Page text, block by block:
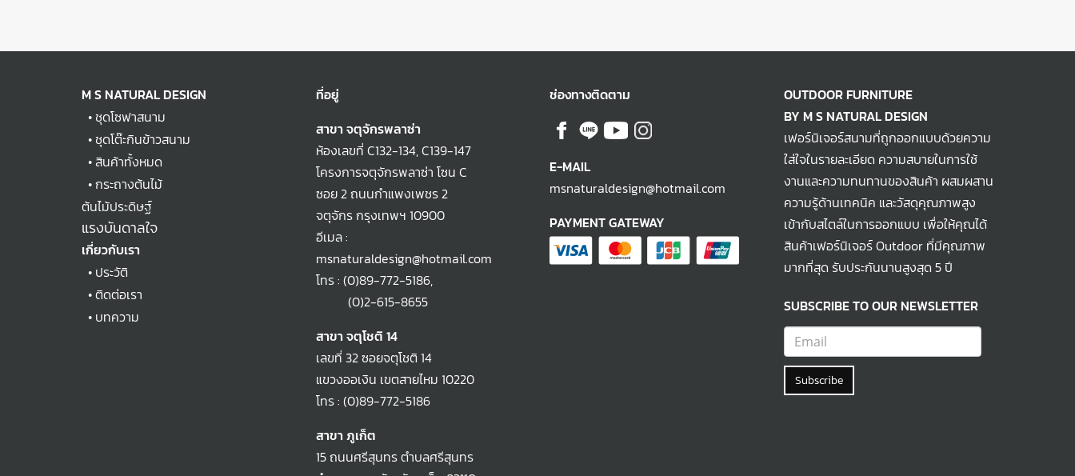
M S NATURAL DESIGN
•ชุดโซฟาสนาม
•ชุดโต๊ะกินข้าวสนาม
•สินค้าทั้งหมด
•กระถางต้นไม้
ต้นไม้ประดิษฐ์
แรงบันดาลใจ
เกี่ยวกับเรา
• ประวัติ
•ติดต่อเรา
• บทความ
ที่อยู่
สาขา จตุจักรพลาซ่า
ห้องเลขที่ C132-134, C139-147
โครงการจตุจักรพลาซ่า โซน C
ซอย 2 ถนนกำแพงเพชร 2
จตุจักร กรุงเทพฯ 10900
อีเมล :
msnaturaldesign@hotmail.com
โทร : (0)89-772-5186,
(0)2-615-8655
สาขา จตุโชติ 14
เลขที่ 32 ซอยจตุโชติ 14
แขวงออเงิน เขตสายไหม 10220
โทร : (0)89-772-5186
สาขา ภูเก็ต
15 ถนนศรีสุนทร ตำบลศรีสุนทร
ช่องทางติดตาม
E-MAIL
msnaturaldesign@hotmail.com
PAYMENT GATEWAY
OUTDOOR FURNITURE
BY M S NATURAL DESIGN
เฟอร์นิเจอร์สนามที่ถูกออกแบบด้วยความ
ใส่ใจในรายละเอียด ความสบายในการใช้
งานและความทนทานของสินค้า ผสมผสาน
ความรู้ด้านเทคนิค และวัสดุคุณภาพสูง
เข้ากับสไตล์ในการออกแบบ เพื่อให้คุณได้
สินค้าเฟอร์นิเจอร์ Outdoor ที่มีคุณภาพ
มากที่สุด รับประกันนานสูงสุด 5 ปี
SUBSCRIBE TO OUR NEWSLETTER
Subscribe